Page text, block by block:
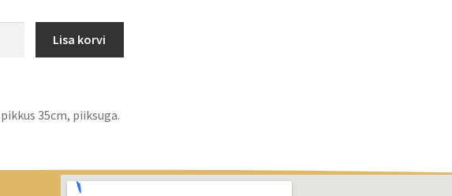
Lisa korvi
35cm, piiksuga.